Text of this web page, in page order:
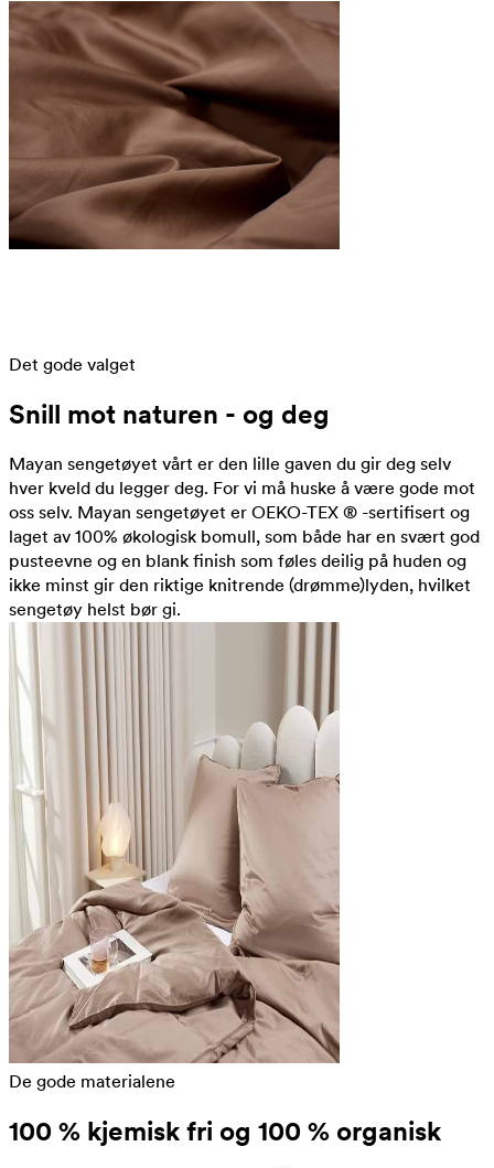
Det gode valget
Snill mot naturen - og deg
Mayan sengetøyet vårt er den lille gaven du gir deg selv
hver kveld du legger deg. For vi må huske å være gode mot
oss selv. Mayan sengetøyet er OEKO-TEX ® -sertifisert og
laget av 100% økologisk bomull, som både har en svært god
pusteevne og en blank finish som føles deilig på huden og
ikke minst gir den riktige knitrende (drømme)lyden, hvilket
sengetøy helst bør gi.
De gode materialene
100 % kjemisk fri og 100 % organisk